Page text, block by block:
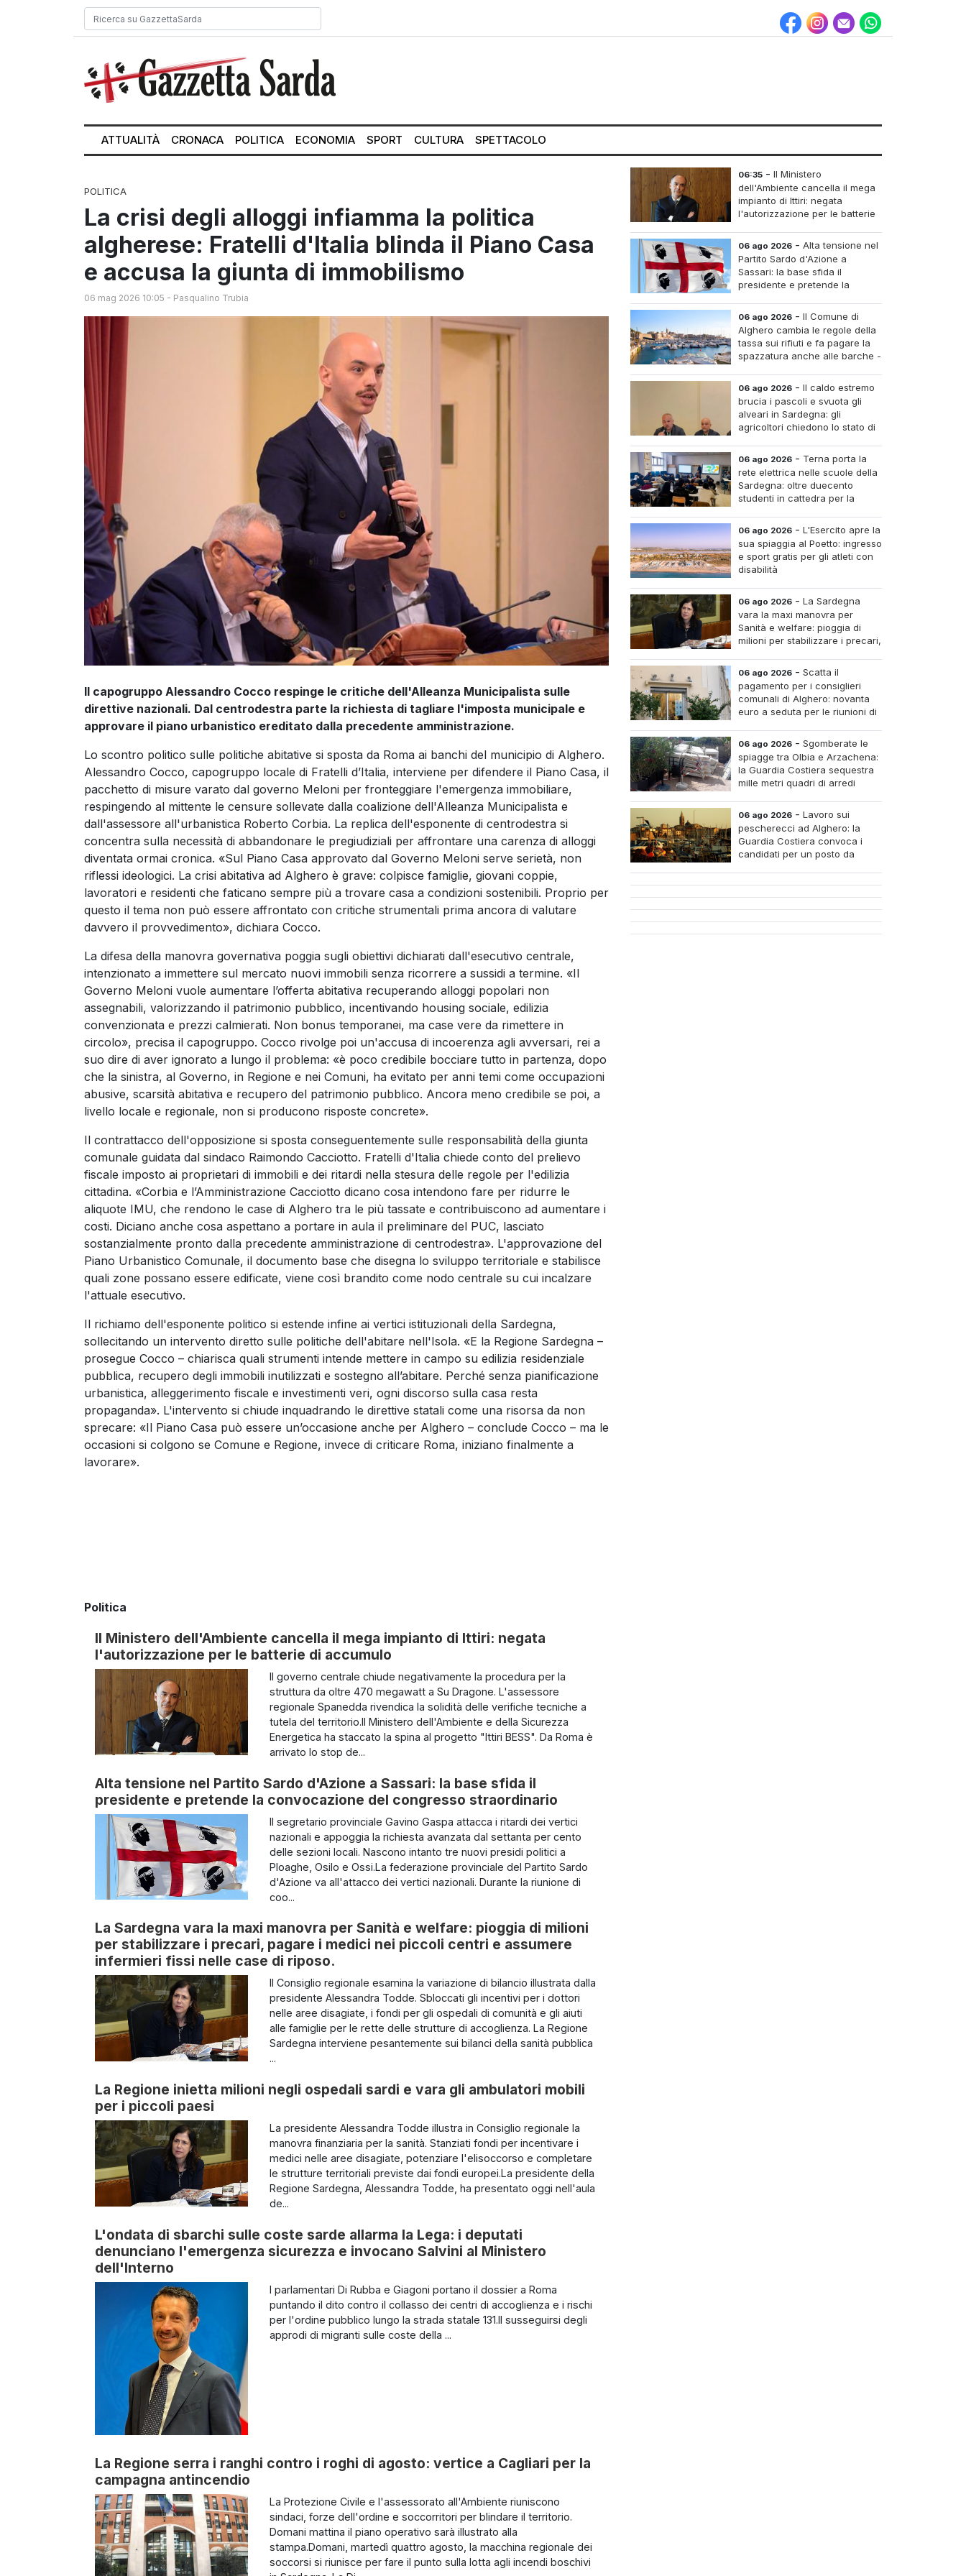
ATTUALITÀ CRONACA POLITICA ECONOMIA SPORT CULTURA SPETTACOLO
POLITICA
La crisi degli alloggi infiamma la politica
algherese: Fratelli d'Italia blinda il Piano Casa
e accusa la giunta di immobilismo
06 mag 2026 10:05 - Pasqualino Trubia
Il capogruppo Alessandro Cocco respinge le critiche dell'Alleanza Municipalista sulle
direttive nazionali. Dal centrodestra parte la richiesta di tagliare l'imposta municipale e
approvare il piano urbanistico ereditato dalla precedente amministrazione.
Lo scontro politico sulle politiche abitative si sposta da Roma ai banchi del municipio di Alghero.
Alessandro Cocco, capogruppo locale di Fratelli d’Italia, interviene per difendere il Piano Casa, il
pacchetto di misure varato dal governo Meloni per fronteggiare l'emergenza immobiliare,
respingendo al mittente le censure sollevate dalla coalizione dell'Alleanza Municipalista e
dall'assessore all'urbanistica Roberto Corbia. La replica dell'esponente di centrodestra si
concentra sulla necessità di abbandonare le pregiudiziali per affrontare una carenza di alloggi
diventata ormai cronica. «Sul Piano Casa approvato dal Governo Meloni serve serietà, non
riflessi ideologici. La crisi abitativa ad Alghero è grave: colpisce famiglie, giovani coppie,
lavoratori e residenti che faticano sempre più a trovare casa a condizioni sostenibili. Proprio per
questo il tema non può essere affrontato con critiche strumentali prima ancora di valutare
davvero il provvedimento», dichiara Cocco.
La difesa della manovra governativa poggia sugli obiettivi dichiarati dall'esecutivo centrale,
intenzionato a immettere sul mercato nuovi immobili senza ricorrere a sussidi a termine. «Il
Governo Meloni vuole aumentare l’offerta abitativa recuperando alloggi popolari non
assegnabili, valorizzando il patrimonio pubblico, incentivando housing sociale, edilizia
convenzionata e prezzi calmierati. Non bonus temporanei, ma case vere da rimettere in
circolo», precisa il capogruppo. Cocco rivolge poi un'accusa di incoerenza agli avversari, rei a
suo dire di aver ignorato a lungo il problema: «è poco credibile bocciare tutto in partenza, dopo
che la sinistra, al Governo, in Regione e nei Comuni, ha evitato per anni temi come occupazioni
abusive, scarsità abitativa e recupero del patrimonio pubblico. Ancora meno credibile se poi, a
livello locale e regionale, non si producono risposte concrete».
Il contrattacco dell'opposizione si sposta conseguentemente sulle responsabilità della giunta
comunale guidata dal sindaco Raimondo Cacciotto. Fratelli d'Italia chiede conto del prelievo
fiscale imposto ai proprietari di immobili e dei ritardi nella stesura delle regole per l'edilizia
cittadina. «Corbia e l’Amministrazione Cacciotto dicano cosa intendono fare per ridurre le
aliquote IMU, che rendono le case di Alghero tra le più tassate e contribuiscono ad aumentare i
costi. Diciano anche cosa aspettano a portare in aula il preliminare del PUC, lasciato
sostanzialmente pronto dalla precedente amministrazione di centrodestra». L'approvazione del
Piano Urbanistico Comunale, il documento base che disegna lo sviluppo territoriale e stabilisce
quali zone possano essere edificate, viene così brandito come nodo centrale su cui incalzare
l'attuale esecutivo.
Il richiamo dell'esponente politico si estende infine ai vertici istituzionali della Sardegna,
sollecitando un intervento diretto sulle politiche dell'abitare nell'Isola. «E la Regione Sardegna –
prosegue Cocco – chiarisca quali strumenti intende mettere in campo su edilizia residenziale
pubblica, recupero degli immobili inutilizzati e sostegno all’abitare. Perché senza pianificazione
urbanistica, alleggerimento fiscale e investimenti veri, ogni discorso sulla casa resta
propaganda». L'intervento si chiude inquadrando le direttive statali come una risorsa da non
sprecare: «Il Piano Casa può essere un’occasione anche per Alghero – conclude Cocco – ma le
occasioni si colgono se Comune e Regione, invece di criticare Roma, iniziano finalmente a
lavorare».
Politica
Il Ministero dell'Ambiente cancella il mega impianto di Ittiri: negata
l'autorizzazione per le batterie di accumulo
Il governo centrale chiude negativamente la procedura per la
struttura da oltre 470 megawatt a Su Dragone. L'assessore
regionale Spanedda rivendica la solidità delle verifiche tecniche a
tutela del territorio.Il Ministero dell'Ambiente e della Sicurezza
Energetica ha staccato la spina al progetto "Ittiri BESS". Da Roma è
arrivato lo stop de...
Alta tensione nel Partito Sardo d'Azione a Sassari: la base sfida il
presidente e pretende la convocazione del congresso straordinario
Il segretario provinciale Gavino Gaspa attacca i ritardi dei vertici
nazionali e appoggia la richiesta avanzata dal settanta per cento
delle sezioni locali. Nascono intanto tre nuovi presidi politici a
Ploaghe, Osilo e Ossi.La federazione provinciale del Partito Sardo
d'Azione va all'attacco dei vertici nazionali. Durante la riunione di
coo...
La Sardegna vara la maxi manovra per Sanità e welfare: pioggia di milioni
per stabilizzare i precari, pagare i medici nei piccoli centri e assumere
infermieri fissi nelle case di riposo.
Il Consiglio regionale esamina la variazione di bilancio illustrata dalla
presidente Alessandra Todde. Sbloccati gli incentivi per i dottori
nelle aree disagiate, i fondi per gli ospedali di comunità e gli aiuti
alle famiglie per le rette delle strutture di accoglienza. La Regione
Sardegna interviene pesantemente sui bilanci della sanità pubblica
...
La Regione inietta milioni negli ospedali sardi e vara gli ambulatori mobili
per i piccoli paesi
La presidente Alessandra Todde illustra in Consiglio regionale la
manovra finanziaria per la sanità. Stanziati fondi per incentivare i
medici nelle aree disagiate, potenziare l'elisoccorso e completare
le strutture territoriali previste dai fondi europei.La presidente della
Regione Sardegna, Alessandra Todde, ha presentato oggi nell'aula
de...
L'ondata di sbarchi sulle coste sarde allarma la Lega: i deputati
denunciano l'emergenza sicurezza e invocano Salvini al Ministero
dell'Interno
I parlamentari Di Rubba e Giagoni portano il dossier a Roma
puntando il dito contro il collasso dei centri di accoglienza e i rischi
per l'ordine pubblico lungo la strada statale 131.Il susseguirsi degli
approdi di migranti sulle coste della ...
La Regione serra i ranghi contro i roghi di agosto: vertice a Cagliari per la
campagna antincendio
La Protezione Civile e l'assessorato all'Ambiente riuniscono
sindaci, forze dell'ordine e soccorritori per blindare il territorio.
Domani mattina il piano operativo sarà illustrato alla
stampa.Domani, martedì quattro agosto, la macchina regionale dei
soccorsi si riunisce per fare il punto sulla lotta agli incendi boschivi
06:35 - Il Ministero
dell'Ambiente cancella il mega
impianto di Ittiri: negata
l'autorizzazione per le batterie
06 ago 2026 - Alta tensione nel
Partito Sardo d'Azione a
Sassari: la base sfida il
presidente e pretende la
straordinario
06 ago 2026 - Il Comune di
Alghero cambia le regole della
tassa sui rifiuti e fa pagare la
spazzatura anche alle barche -
06 ago 2026 - Il caldo estremo
brucia i pascoli e svuota gli
alveari in Sardegna: gli
agricoltori chiedono lo stato di
06 ago 2026 - Terna porta la
rete elettrica nelle scuole della
Sardegna: oltre duecento
studenti in cattedra per la
06 ago 2026 - L'Esercito apre la
sua spiaggia al Poetto: ingresso
e sport gratis per gli atleti con
disabilità
06 ago 2026 - La Sardegna
vara la maxi manovra per
Sanità e welfare: pioggia di
milioni per stabilizzare i precari,
centri e assumere infermieri fissi nelle case di riposo.
06 ago 2026 - Scatta il
pagamento per i consiglieri
comunali di Alghero: novanta
euro a seduta per le riunioni di
06 ago 2026 - Sgomberate le
spiagge tra Olbia e Arzachena:
la Guardia Costiera sequestra
mille metri quadri di arredi
06 ago 2026 - Lavoro sui
pescherecci ad Alghero: la
Guardia Costiera convoca i
candidati per un posto da